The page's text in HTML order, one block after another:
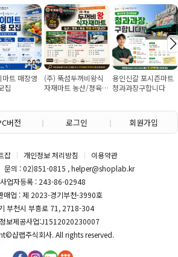
마트 매장영
집
(주) 뚝섬두꺼비왕식
자재마트 농산/졍육/
용인신갈 포시즌마트
청과과장구합니다
버전 로그인 회원가입
잡 개인정보 처리방침
이용약관
문의 : 02)851-0815 , helper@shoplab.kr
사업자등록 : 243-86-02948
매업 : 제 2023-경기부천-3990호
부천시 부흥로 71, 2718-304
보제공사업:J1512020230007
샵랩주식회사. All rights reserved.